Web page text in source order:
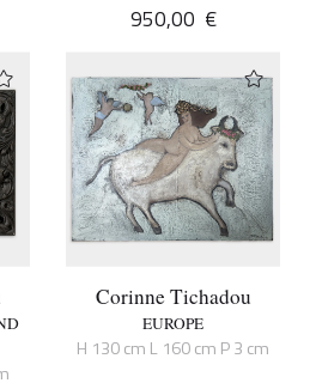
950,00 €
Corinne Tichadou
EUROPE
H 130 cm L 160 cm P 3 cm